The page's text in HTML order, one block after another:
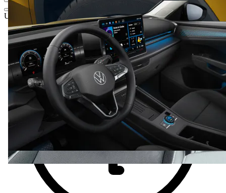
UAH 1 477 016,18